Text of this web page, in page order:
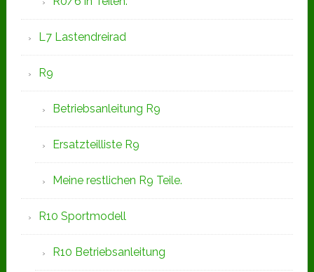
L7 Lastendreirad
R9
Betriebsanleitung R9
Ersatzteilliste R9
Meine restlichen R9 Teile.
R10 Sportmodell
R10 Betriebsanleitung